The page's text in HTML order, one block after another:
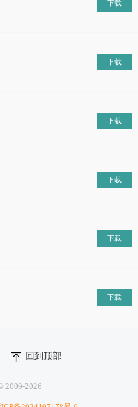
下载
下载
下载
下载
下载
下载
回到顶部
2009-2026